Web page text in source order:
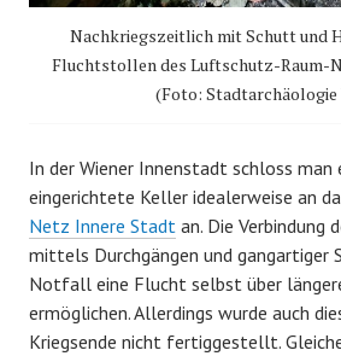
Nachkriegszeitlich mit Schutt und
Fluchtstollen des Luftschutz-Raum-
(Foto: Stadtarchäologie
In der Wiener Innenstadt schloss man
eingerichtete Keller idealerweise an
Netz Innere Stadt an. Die Verbindung
mittels Durchgängen und
Notfall eine Flucht selbst über
ermöglichen. Allerdings wurde auch
Kriegsende nicht fertiggestellt.